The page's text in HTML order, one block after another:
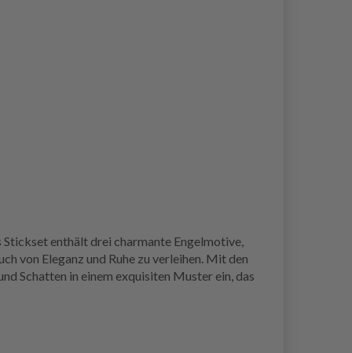
enthält drei charmante Engelmotive,
von Eleganz und Ruhe zu verleihen. Mit den
Schatten in einem exquisiten Muster ein, das